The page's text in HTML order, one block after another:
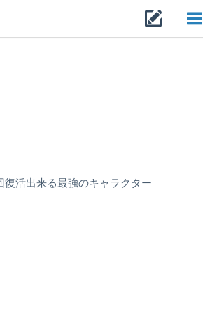
活出来る最強のキャラクター